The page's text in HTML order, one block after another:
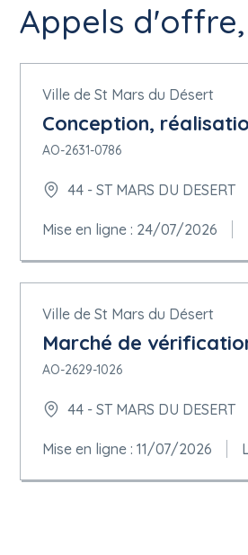
Appels
Ville de St Mars du Désert
Conception,
AO-2631-0786
44 - ST MARS DU DESERT
Mise en ligne : 24/07/2026
Ville de St Mars du Désert
Marché de
AO-2629-1026
44 - ST MARS DU DESERT
Mise en ligne : 11/07/2026